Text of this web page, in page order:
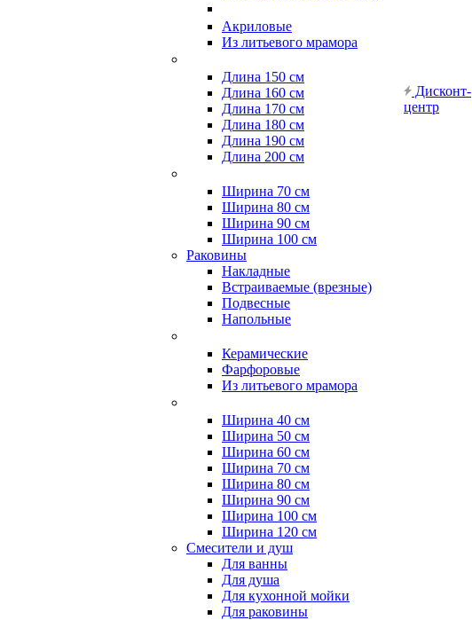
Акриловые
Из литьевого мрамора
Длина 150 см
Длина 160 см
Длина 170 см
Длина 180 см
Длина 190 см
Длина 200 см
Ширина 70 см
Ширина 80 см
Ширина 90 см
Ширина 100 см
Раковины
Накладные
Встраиваемые (врезные)
Подвесные
Напольные
Керамические
Фарфоровые
Из литьевого мрамора
Ширина 40 см
Ширина 50 см
Ширина 60 см
Ширина 70 см
Ширина 80 см
Ширина 90 см
Ширина 100 см
Ширина 120 см
Смесители и душ
Для ванны
Для душа
Для кухонной мойки
Для раковины
Дисконт-
центр